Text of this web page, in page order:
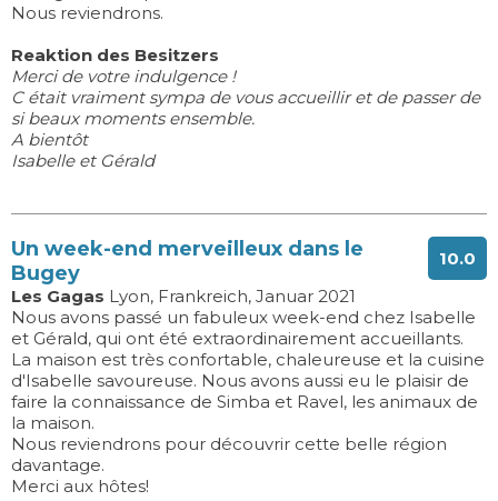
Nous reviendrons.
Reaktion des Besitzers
Merci de votre indulgence !
C était vraiment sympa de vous accueillir et de passer de
si beaux moments ensemble.
A bientôt
Isabelle et Gérald
10.0
Un week-end merveilleux dans le
Bugey
Les Gagas Lyon, Frankreich, Januar 2021
Nous avons passé un fabuleux week-end chez Isabelle
et Gérald, qui ont été extraordinairement accueillants.
La maison est très confortable, chaleureuse et la cuisine
d'Isabelle savoureuse. Nous avons aussi eu le plaisir de
faire la connaissance de Simba et Ravel, les animaux de
la maison.
Nous reviendrons pour découvrir cette belle région
davantage.
Merci aux hôtes!